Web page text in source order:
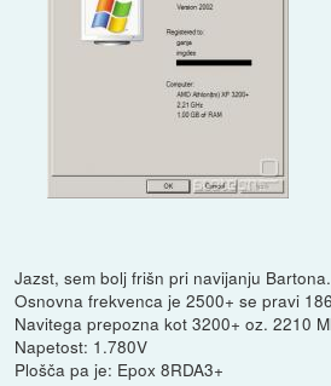
Jazst, sem bolj frišn pri navijanju Bartona.
Osnovna frekvenca je 2500+ se pravi
Navitega prepozna kot 3200+ oz. 2210
Napetost: 1.780V
Plošča pa je: Epox 8RDA3+